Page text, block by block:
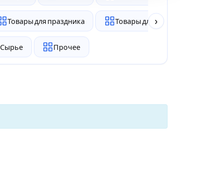
Товары для праздника Товары для животных
Сырье Прочее
›